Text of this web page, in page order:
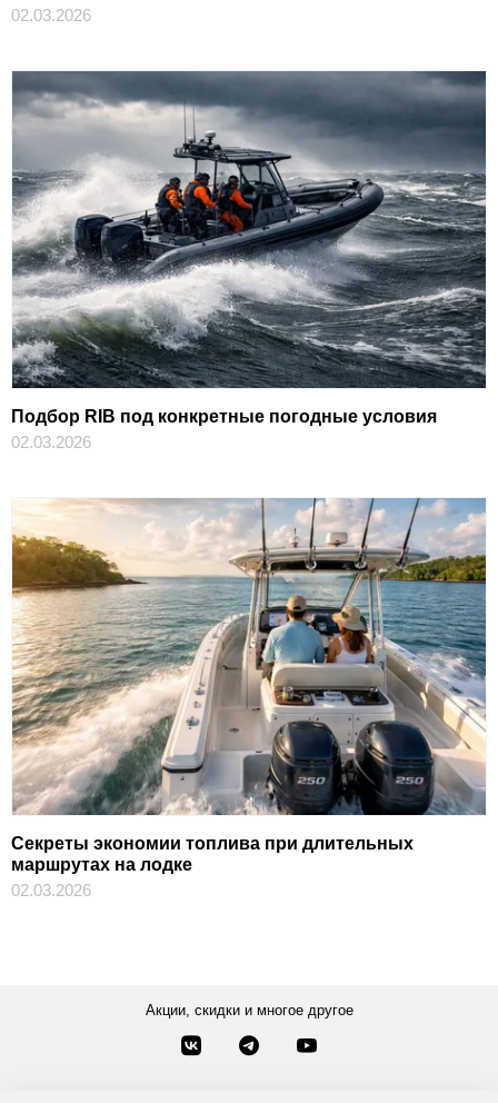
02.03.2026
Подбор RIB под конкретные погодные условия
02.03.2026
Секреты экономии топлива при длительных
маршрутах на лодке
02.03.2026
Акции, скидки и многое другое